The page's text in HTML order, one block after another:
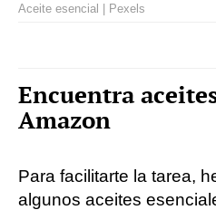
Aceite esencial | Pexels
Encuentra
Amazon
Para facilitarte la tarea,
algunos aceites